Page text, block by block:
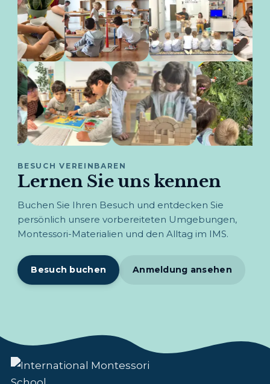
BESUCH VEREINBAREN
Lernen Sie uns kennen
Buchen Sie Ihren Besuch und entdecken Sie
persönlich unsere vorbereiteten Umgebungen,
Montessori-Materialien und den Alltag im IMS.
Besuch buchen Anmeldung ansehen